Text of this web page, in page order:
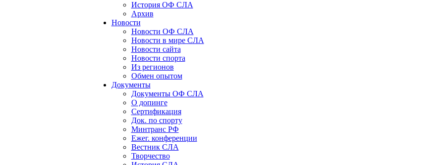
История ОФ СЛА
Архив
Новости
Новости ОФ СЛА
Новости в мире СЛА
Новости сайта
Новости спорта
Из регионов
Обмен опытом
Документы
Документы ОФ СЛА
О допинге
Сертификация
Док. по спорту
Минтранс РФ
Ежег. конференции
Вестник СЛА
Творчество